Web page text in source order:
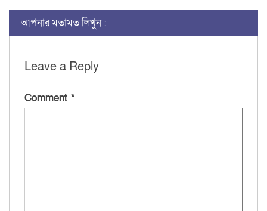
আপনার মতামত লিখুন :
Leave a Reply
Comment *